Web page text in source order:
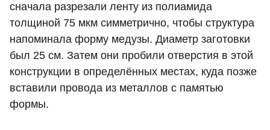
сначала разрезали ленту из полиамида
толщиной 75 мкм симметрично, чтобы структура
напоминала форму медузы. Диаметр заготовки
был 25 см. Затем они пробили отверстия в этой
конструкции в определённых местах, куда позже
вставили провода из металлов с памятью
формы.